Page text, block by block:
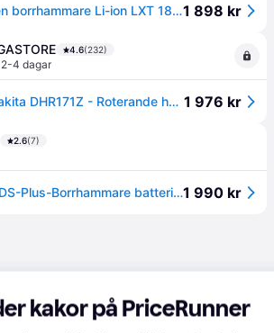
Makita batteridriven borrhammare Li-ion LXT 18V, utan batteri DHR171Z1 898 kr
4.6(232)
2-4 dagar
(ComputerSalg) Makita DHR171Z - Roterande hammare - sladdlös - 2-läge - SDS-plus - 1.2 joule - inget batteri - 18 V 1 976 kr
2.6(7)
Makita DHR171Z SDS-Plus-Borrhammare batteri 18 V Li-Ion exkl. batteri/laddare1 990 kr
kakor på PriceRunner